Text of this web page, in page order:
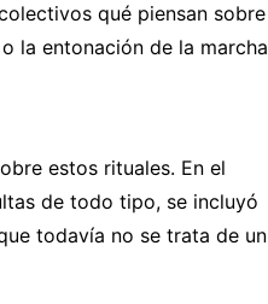
qué piensan sobre
la entonación de la marcha
estos rituales. En el
de todo tipo, se incluyó
todavía no se trata de un